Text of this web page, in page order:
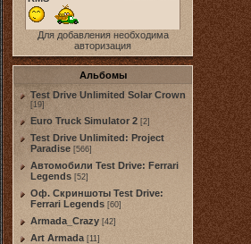
Для добавления необходима
авторизация
Альбомы
Test Drive Unlimited Solar Crown
[19]
Euro Truck Simulator 2 [2]
Test Drive Unlimited: Project
Paradise [566]
Автомобили Test Drive: Ferrari
Legends [52]
Оф. Скриншоты Test Drive:
Ferrari Legends [60]
Armada_Crazy [42]
Art Armada [11]